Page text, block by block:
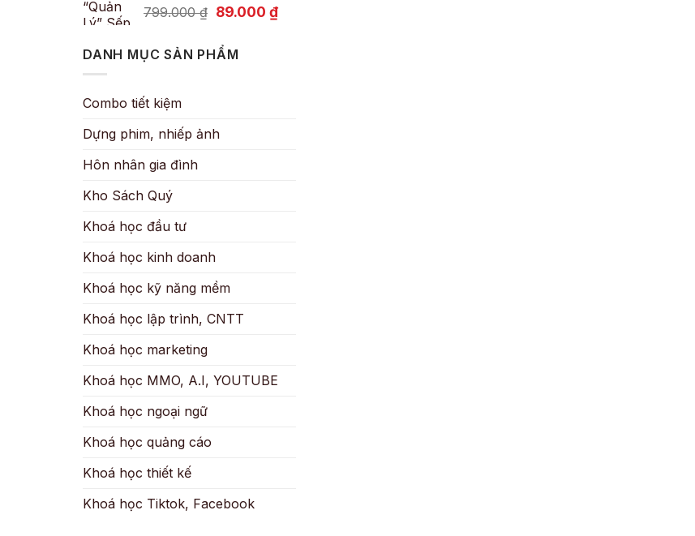
799.000₫ Giá
là:
799.000 ₫.
89.000 ₫Giá
DANH MỤC SẢN PHẨM
Combo tiết kiệm
Dựng phim, nhiếp ảnh
Hôn nhân gia đình
Kho Sách Quý
Khoá học đầu tư
Khoá học kinh doanh
Khoá học kỹ năng mềm
Khoá học lập trình, CNTT
Khoá học marketing
Khoá học MMO, A.I, YOUTUBE
Khoá học ngoại ngữ
Khoá học quảng cáo
Khoá học thiết kế
Khoá học Tiktok, Facebook